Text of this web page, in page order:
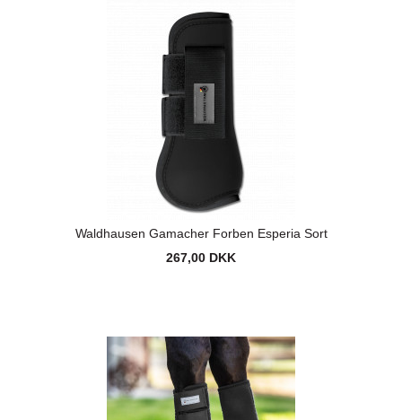
Waldhausen Gamacher Forben Esperia Sort
267,00 DKK